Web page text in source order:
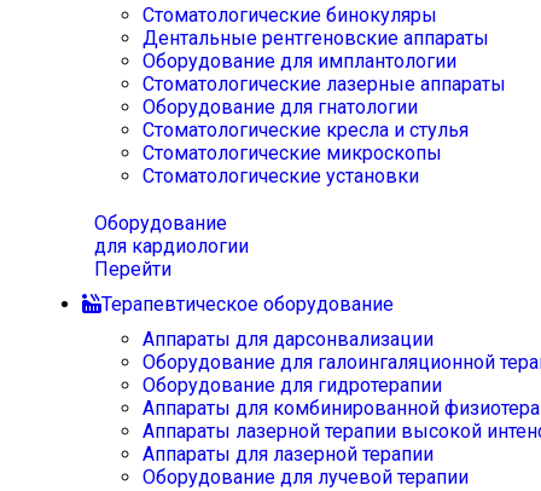
Стоматологические бинокуляры
Дентальные рентгеновские аппараты
Оборудование для имплантологии
Стоматологические лазерные аппараты
Оборудование для гнатологии
Стоматологические кресла и стулья
Стоматологические микроскопы
Стоматологические установки
Оборудование
для кардиологии
Перейти
Терапевтическое оборудование
Аппараты для дарсонвализации
Оборудование для галоингаляционной
Оборудование для гидротерапии
Аппараты для комбинированной
Аппараты лазерной терапии высокой
Аппараты для лазерной терапии
Оборудование для лучевой терапии